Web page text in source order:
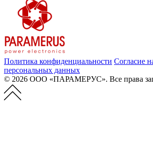
Политика конфиденциальности Согласие
персональных данных
© 2026 ООО «ПАРАМЕРУС». Все права